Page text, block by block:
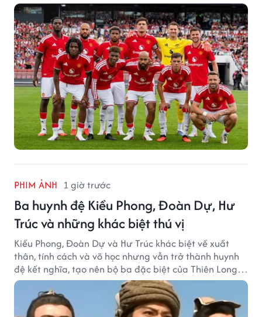
PHIM ẢNH 1 giờ trước
Ba huynh đệ Kiều Phong, Đoàn Dự, Hư
Trúc và những khác biệt thú vị
Kiều Phong, Đoàn Dự và Hư Trúc khác biệt về xuất
thân, tính cách và võ học nhưng vẫn trở thành huynh
đệ kết nghĩa, tạo nên bộ ba đặc biệt của Thiên Long
Bát Bộ.